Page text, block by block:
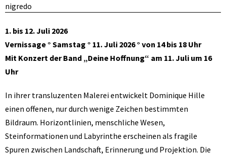
nigredo
1. bis 12. Juli 2026
Vernissage ° Samstag ° 11. Juli 2026 ° von 14 bis 18 Uhr
Mit Konzert der Band „Deine Hoffnung“ am 11. Juli um 16
Uhr
In ihrer transluzenten Malerei entwickelt Dominique Hille
einen offenen, nur durch wenige Zeichen bestimmten
Bildraum. Horizontlinien, menschliche Wesen,
Steinformationen und Labyrinthe erscheinen als fragile
Spuren zwischen Landschaft, Erinnerung und Projektion. Die